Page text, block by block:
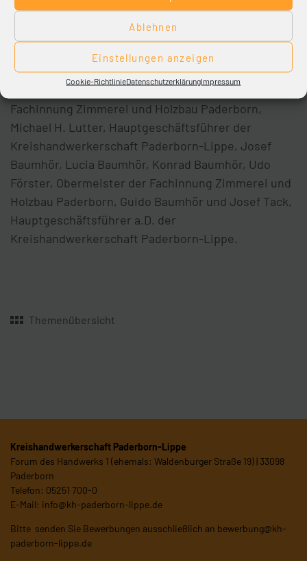
Ablehnen
Einstellungen anzeigen
Cookie-RichtlinieDatenschutzerklärungImpressum
Foto-Unterzeile (v.l.):
Viele Gratulanten überreichten coronakonform die
Urkunde (v.l.): Nobert Knaup, Geschäftsführer der
Fachinnung Zimmerei und Holzbau Paderborn,
Michael H. Lutter, Hauptgeschäftsführer der
Kreishandwerkerschaft Paderborn-Lippe, Josef
Baumhör, Lucia Baumhör, Konrad Baumhör, Udo
Förster, Obermeister der Fachinnung Zimmerei und
Holzbau Paderborn, Guido Baumhör und Josef Tack,
Hauptgeschäftsführer a.D. der
Kreishandwerkerschaft Paderborn-Lippe.
Themenübersicht
Kreishandwerkerschaft Paderborn-Lippe
Forum des Handwerks 1 (ehemals: Waldenburger Straße 19) | 33098
Paderborn
Telefon: 05251 700-0
E-Mail: info@kh-paderborn-lippe.de
Bitte senden Sie Bewerbungen ausschließlich an bewerbung@kh-
paderborn-lippe.de